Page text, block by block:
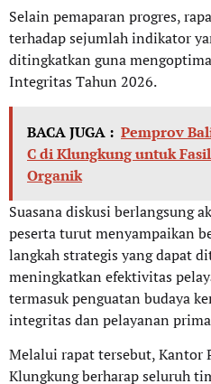
Selain pemaparan progres,
terhadap sejumlah indikator
ditingkatkan guna
Integritas Tahun 2026.
BACA JUGA : Pemprov
C di Klungkung untuk
Organik
Suasana diskusi berlangsung
peserta turut menyampaikan
langkah strategis yang dapat
meningkatkan efektivitas
termasuk penguatan budaya
integritas dan pelayanan
Melalui rapat tersebut, Kantor
Klungkung berharap seluruh